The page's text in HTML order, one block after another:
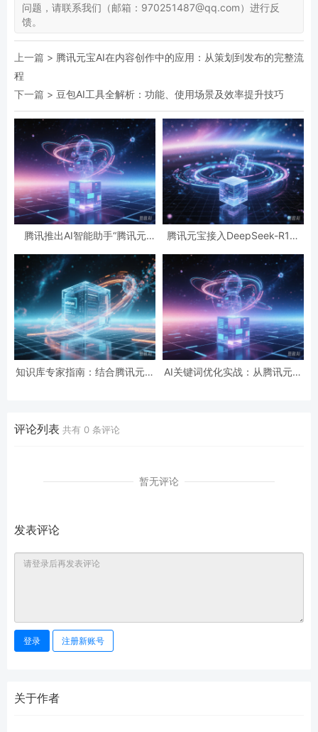
问题，请联系我们（邮箱：970251487@qq.com）进行反
馈。
上一篇 > 腾讯元宝AI在内容创作中的应用：从策划到发布的完整流
程
下一篇 > 豆包AI工具全解析：功能、使用场景及效率提升技巧
腾讯推出AI智能助手“腾讯元
腾讯元宝接入DeepSeek-R1模
载榜第二
知识库专家指南：结合腾讯元宝
AI关键词优化实战：从腾讯元宝
评论列表 共有 0 条评论
暂无评论
发表评论
登录 注册新账号
关于作者